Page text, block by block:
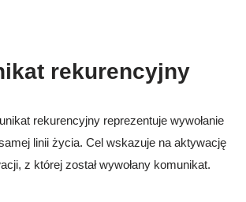
rekurencyjny
rekurencyjny reprezentuje wywołanie
linii życia. Cel wskazuje na aktywację
z której został wywołany komunikat.